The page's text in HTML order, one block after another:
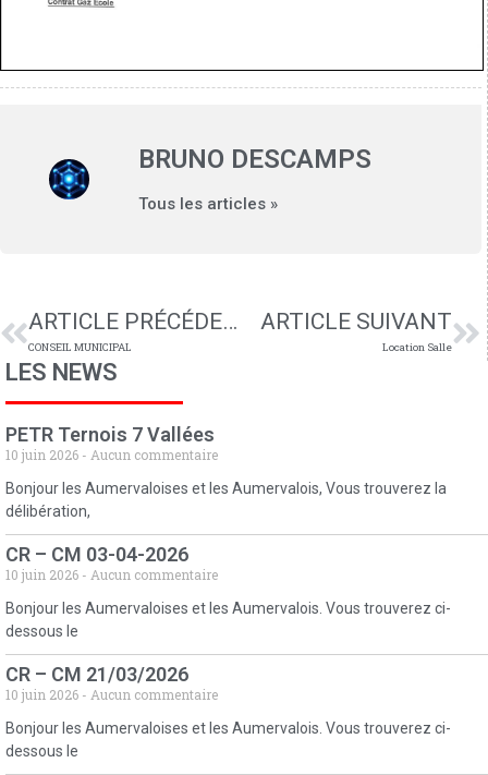
BRUNO DESCAMPS
Tous les articles »
ARTICLE PRÉCÉDENT
CONSEIL MUNICIPAL
ARTICLE SUIVANT
Location Salle
LES NEWS
PETR Ternois 7 Vallées
10 juin 2026
Aucun commentaire
Bonjour les Aumervaloises et les Aumervalois, Vous trouverez la
délibération,
CR – CM 03-04-2026
10 juin 2026
Aucun commentaire
Bonjour les Aumervaloises et les Aumervalois. Vous trouverez ci-
dessous le
CR – CM 21/03/2026
10 juin 2026
Aucun commentaire
Bonjour les Aumervaloises et les Aumervalois. Vous trouverez ci-
dessous le